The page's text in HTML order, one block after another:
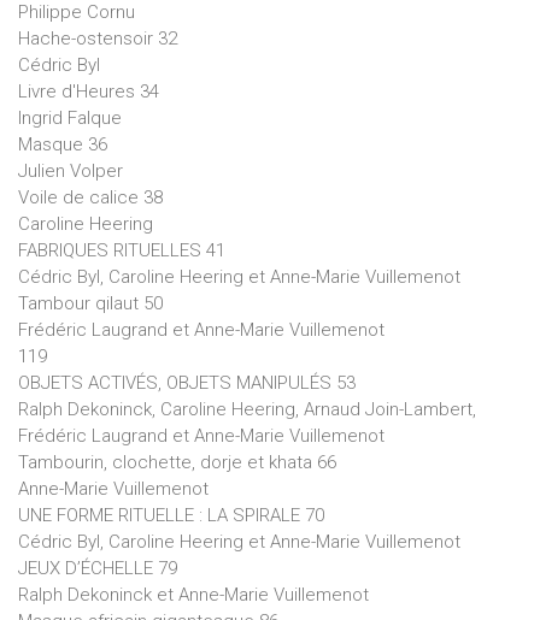
Philippe Cornu
Hache-ostensoir 32
Cédric Byl
Livre d'Heures 34
Ingrid Falque
Masque 36
Julien Volper
Voile de calice 38
Caroline Heering
FABRIQUES RITUELLES 41
Cédric Byl, Caroline Heering et Anne-Marie Vuillemenot
Tambour qilaut 50
Frédéric Laugrand et Anne-Marie Vuillemenot
119
OBJETS ACTIVÉS, OBJETS MANIPULÉS 53
Ralph Dekoninck, Caroline Heering, Arnaud Join-Lambert,
Frédéric Laugrand et Anne-Marie Vuillemenot
Tambourin, clochette, dorje et khata 66
Anne-Marie Vuillemenot
UNE FORME RITUELLE : LA SPIRALE 70
Cédric Byl, Caroline Heering et Anne-Marie Vuillemenot
JEUX D’ÉCHELLE 79
Ralph Dekoninck et Anne-Marie Vuillemenot